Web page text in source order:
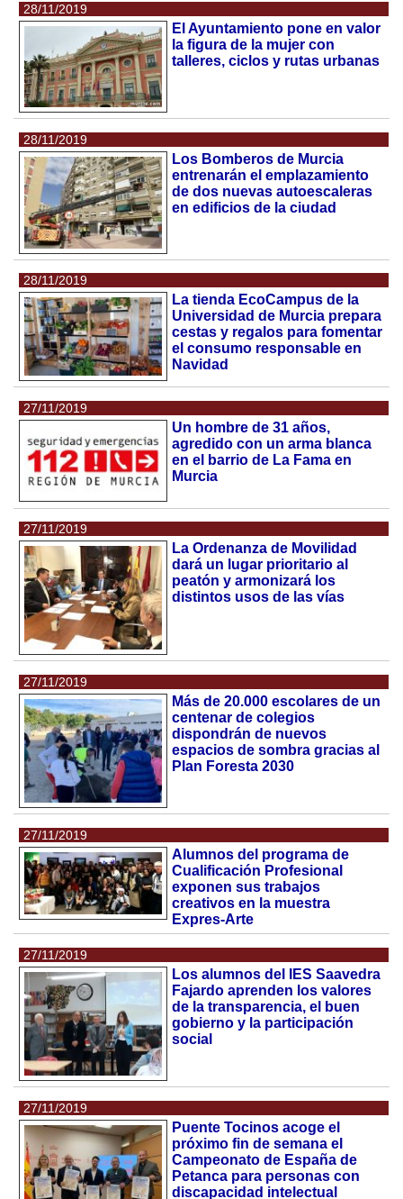
28/11/2019
El Ayuntamiento pone en valor
la figura de la mujer con
talleres, ciclos y rutas urbanas
28/11/2019
Los Bomberos de Murcia
entrenarán el emplazamiento
de dos nuevas autoescaleras
en edificios de la ciudad
28/11/2019
La tienda EcoCampus de la
Universidad de Murcia prepara
cestas y regalos para fomentar
el consumo responsable en
Navidad
27/11/2019
Un hombre de 31 años,
agredido con un arma blanca
en el barrio de La Fama en
Murcia
27/11/2019
La Ordenanza de Movilidad
dará un lugar prioritario al
peatón y armonizará los
distintos usos de las vías
27/11/2019
Más de 20.000 escolares de un
centenar de colegios
dispondrán de nuevos
espacios de sombra gracias al
Plan Foresta 2030
27/11/2019
Alumnos del programa de
Cualificación Profesional
exponen sus trabajos
creativos en la muestra
Expres-Arte
27/11/2019
Los alumnos del IES Saavedra
Fajardo aprenden los valores
de la transparencia, el buen
gobierno y la participación
social
27/11/2019
Puente Tocinos acoge el
próximo fin de semana el
Campeonato de España de
Petanca para personas con
discapacidad intelectual